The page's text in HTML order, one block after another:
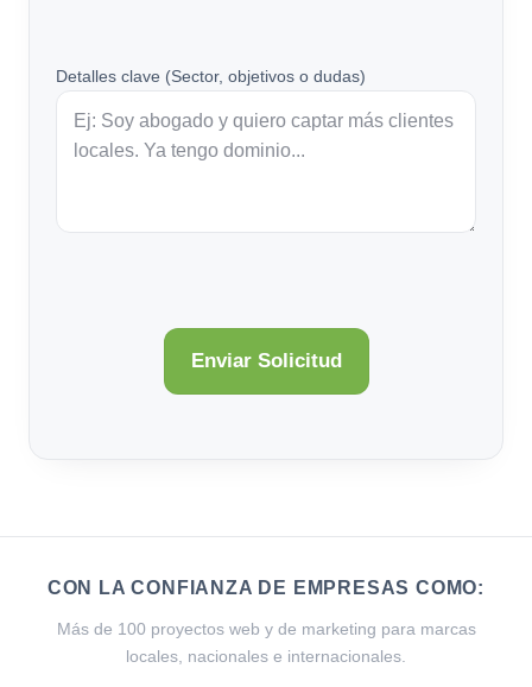
Detalles clave (Sector, objetivos o dudas)
CON LA CONFIANZA DE EMPRESAS COMO:
Más de 100 proyectos web y de marketing para marcas
locales, nacionales e internacionales.